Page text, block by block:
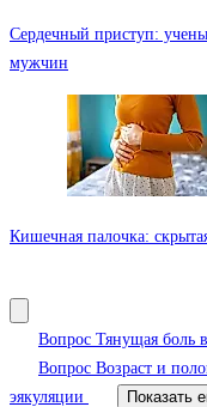
Сердечный приступ:
мужчин
Кишечная палочка:
Вопрос Тянущая боль
Вопрос Возраст и
эякуляции
Показать